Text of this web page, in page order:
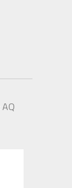
AQ